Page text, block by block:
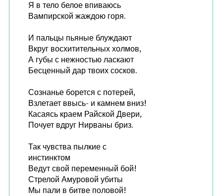
Я в тело белое впиваюсь
Вампирской жаждою горя.
И пальцы пьяные блуждают
Вкруг восхитительных холмов,
А губы с нежностью ласкают
Бесценный дар твоих сосков.
Сознанье борется с потерей,
Взлетает ввысь- и камнем вниз!
Касаясь краем Райской Двери,
Почует вдруг Нирваны бриз.
Так чувства пылкие с
инстинктом
Ведут свой переменный бой!
Стрелой Амуровой убиты
Мы пали в битве половой!